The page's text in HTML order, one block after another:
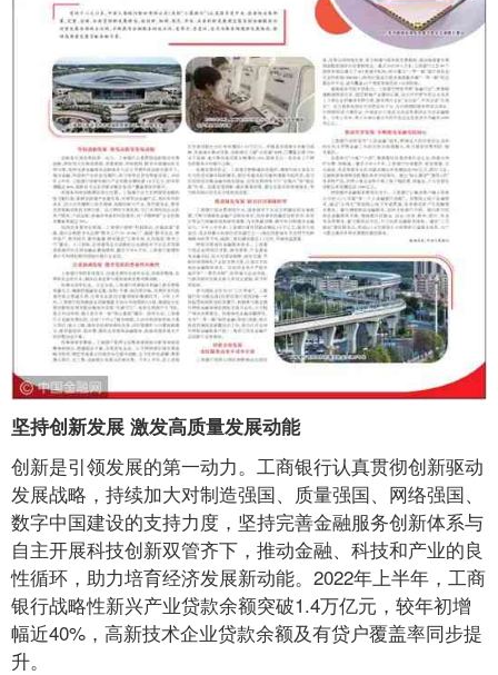
坚持创新发展 激发高质量发展动能
创新是引领发展的第一动力。工商银行认真贯彻创新驱动
发展战略，持续加大对制造强国、质量强国、网络强国、
数字中国建设的支持力度，坚持完善金融服务创新体系与
自主开展科技创新双管齐下，推动金融、科技和产业的良
性循环，助力培育经济发展新动能。2022年上半年，工商
银行战略性新兴产业贷款余额突破1.4万亿元，较年初增
幅近40%，高新技术企业贷款余额及有贷户覆盖率同步提
升。